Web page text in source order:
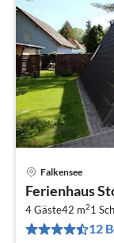
Falkensee
Ferienhaus
4 Gäste42 m21
12